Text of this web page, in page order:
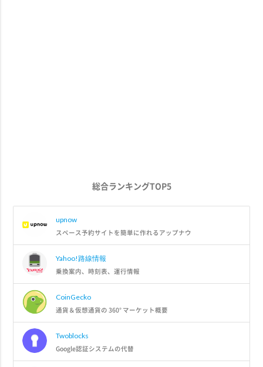
総合ランキングTOP5
upnow
スペース予約サイトを簡単に作れるアップナウ
Yahoo!路線情報
乗換案内、時刻表、運行情報
CoinGecko
通貨＆仮想通貨の 360° マーケット概要
Twoblocks
Google認証システムの代替